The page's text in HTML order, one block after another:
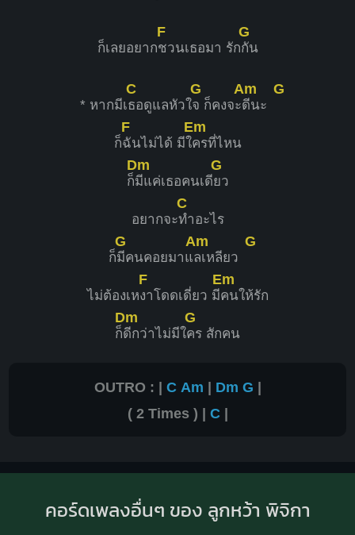
ก็เลยอยาก
F
ชวนเธอมา รัก
G
กัน
* หากมีเ
C
ธอดูแลหัวใ
G
จ ก็คงจะ
Am
ดีนะ
G
ก็
F
ฉันไม่ได้ มีใ
Em
ครที่ไหน
ก็
Dm
มีแค่เธอคนเดี
G
ยว
อยากจะ
C
ทำอะไร
ก็
G
มีคนคอยมาแ
Am
ลเหลียว
G
ไม่ต้องเห
F
งาโดดเดี่ยว มี
Em
คนให้รัก
ก็
Dm
ดีกว่าไม่มีใ
G
คร สักคน
OUTRO : | C Am | Dm G |
( 2 Times ) | C |
คอร์ดเพลงอื่นๆ ของ ลูกหว้า พิจิกา